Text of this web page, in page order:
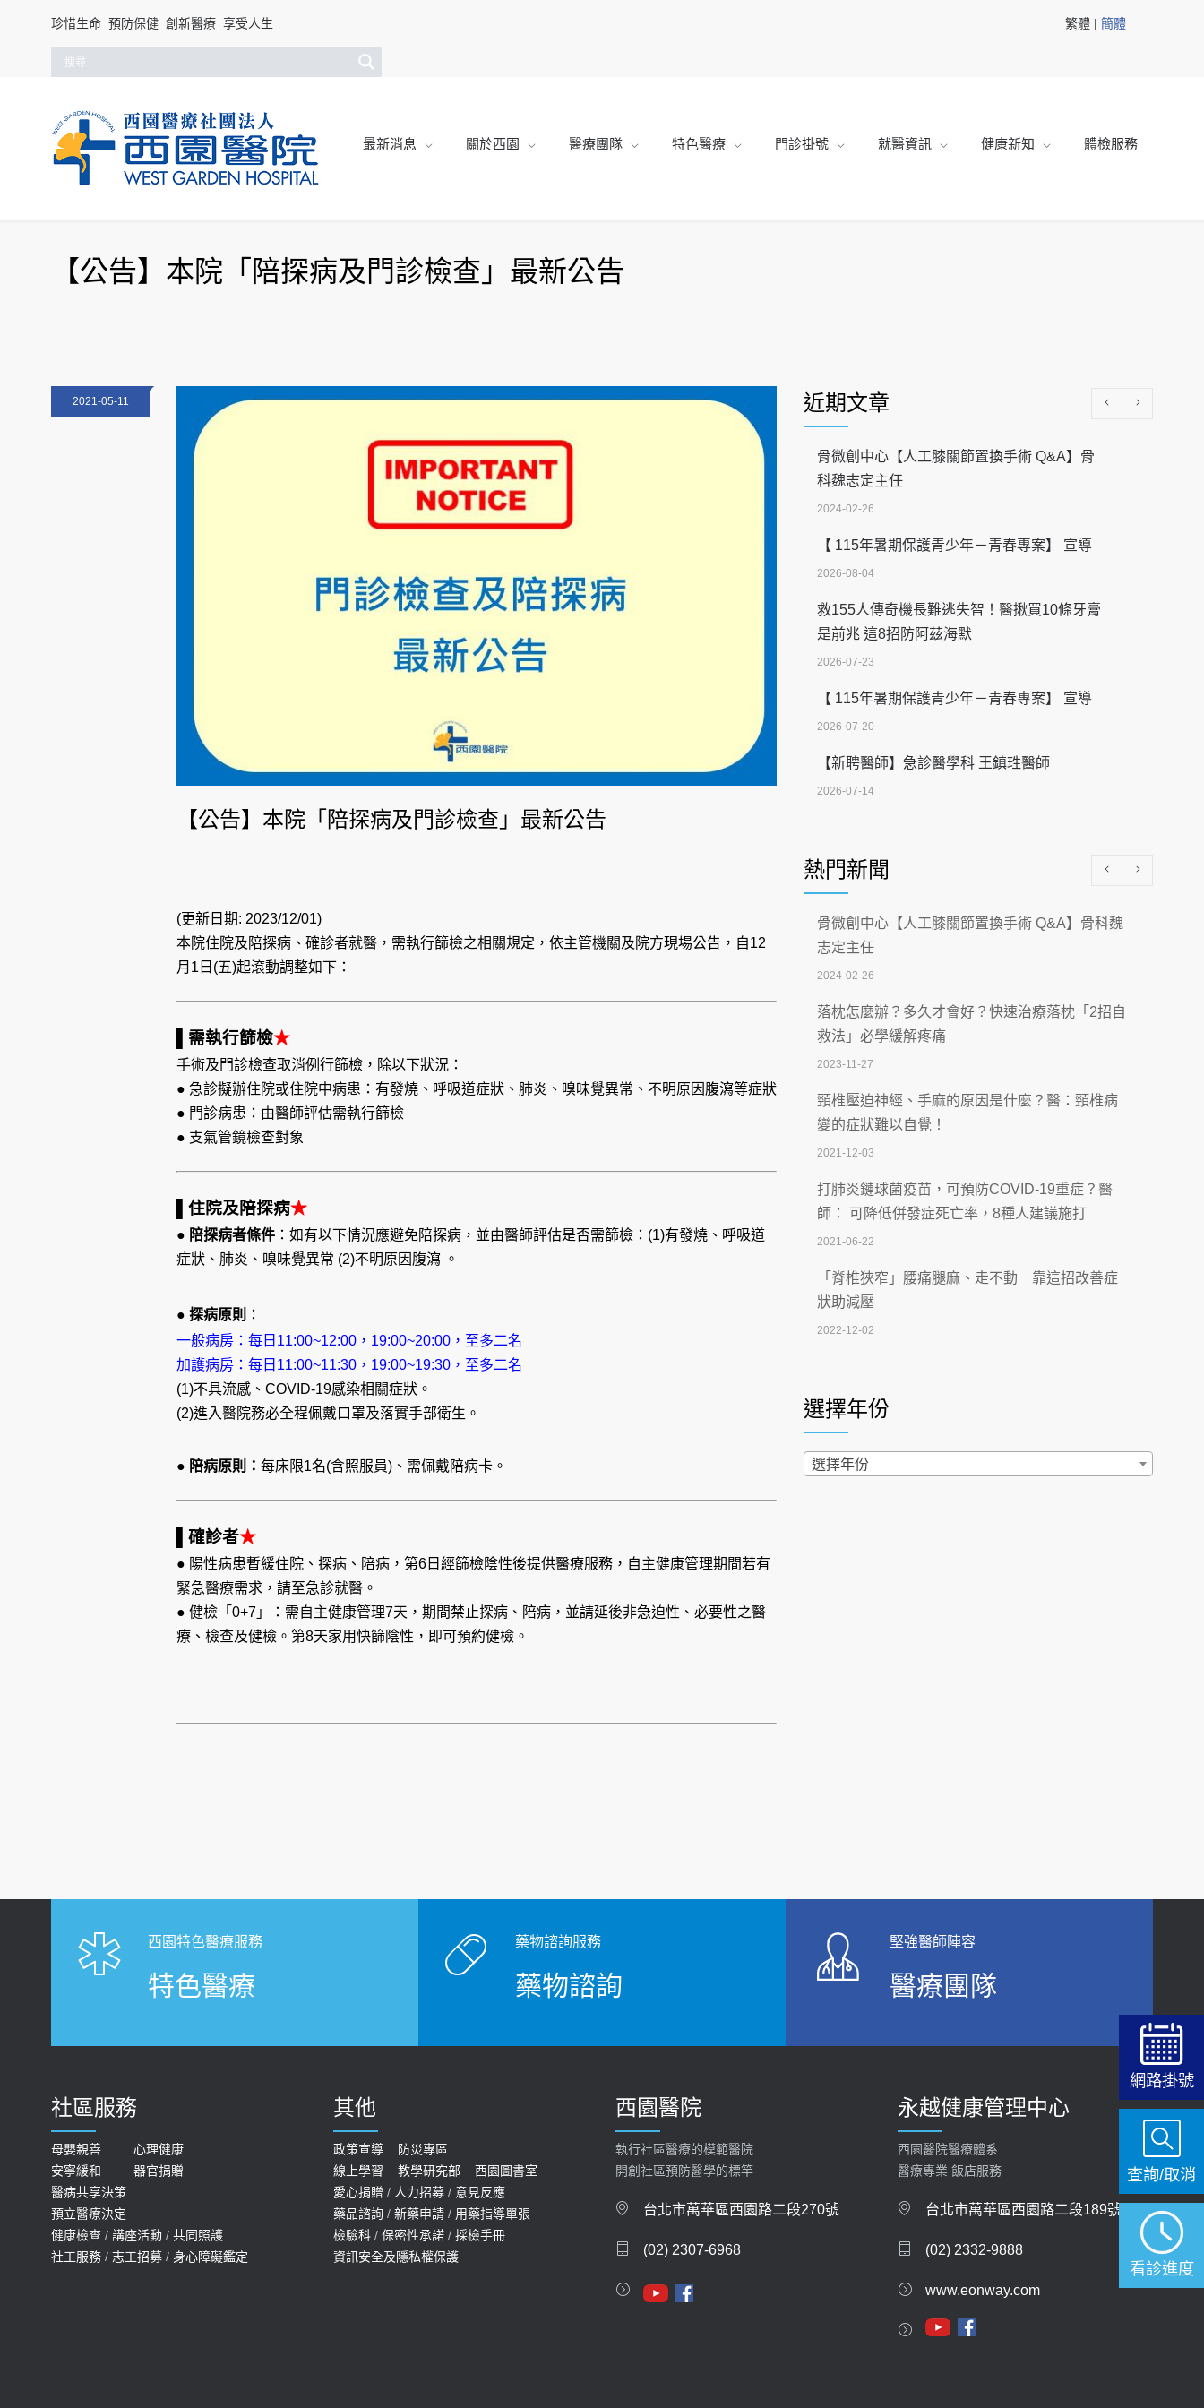
珍惜生命 預防保健 創新醫療 享受人生 繁體 | 簡體
最新消息 關於西園 醫療團隊 特色醫療 門診掛號 就醫資訊 健康新知 體檢服務
【公告】本院「陪探病及門診檢查」最新公告
2021-05-11
【公告】本院「陪探病及門診檢查」最新公告
(更新日期: 2023/12/01)
本院住院及陪探病、確診者就醫 ，需執行篩檢之相關規定，依主管機關及院方現場公告， 自12
月1日(五)起滾動調整如下：
▌需執行篩檢★
手術及門診檢查取消例行篩檢，除以下狀況：
● 急診擬辦住院或住院中病患：有發燒、呼吸道症狀、肺炎、嗅味覺異常、不明原因腹瀉等症狀
● 門診病患：由醫師評估需執行篩檢
● 支氣管鏡檢查對象
▌住院及陪探病★
● 陪探病者條件 ：如有以下情況應避免陪探病，並由醫師評估是否需篩檢：(1)有發燒、呼吸道
症狀、肺炎、嗅味覺異常 (2)不明原因腹瀉 。
● 探病原則 ：
一般病房：每日11:00~12:00，19:00~20:00，至多二名
加護病房：每日11:00~11:30， 19:00~19:30，至多二名
(1)不具流感、COVID-19感染相關症狀。
(2)進入醫院務必全程佩戴口罩及落實手部衛生。
● 陪病原則： 每床限1名(含照服員)、需佩戴陪病卡。
▌確診者★
● 陽性病患暫緩住院、探病、陪病，第6日經篩檢陰性後提供醫療服務，自主健康管理期間若有
緊急醫療需求，請至急診就醫 。
● 健檢「0+7」：需自主健康管理7天，期間禁止探病、陪病，並請延後非急迫性、必要性之醫
療、檢查及健檢。第8天家用快篩陰性，即可預約健檢。
近期文章
骨微創中心【人工膝關節置換手術 Q&A】骨
科魏志定主任
2024-02-26
【 115年暑期保護青少年－青春專案】 宣導
2026-08-04
救155人傳奇機長難逃失智！醫揪買10條牙膏
是前兆 這8招防阿茲海默
2026-07-23
【 115年暑期保護青少年－青春專案】 宣導
2026-07-20
【新聘醫師】急診醫學科 王鎮珄醫師
2026-07-14
2026-07-08
沒菸酒也瀕臨洗腎？65歲男靠「這習慣」逆
轉腎功能 醫揭3招救命
2026-07-08
體溫飆破41度！醫連收兩例中暑病例：致死
率達8成
2026-07-07
深耕萬華55年 西園醫院回顧發展歷程與智慧
醫療布局
2026-07-06
【115年臺北市「防癌保衛戰：健康好禮一手
刮」】 宣導
2026-07-02
【無菸城市】 宣導
2026-07-02
4連霸議員黃秋澤癌逝！食道癌為何奪命快？
西園醫院55周年 7／10捐血公益活動 邀民眾
熱血響應
2026-06-30
【2026年世界無菸日】 宣導
2026-05-21
【台灣癲癇婦女妊娠 登錄獎勵補助】 宣導
熱門新聞
骨微創中心【人工膝關節置換手術 Q&A】骨科魏
志定主任
2024-02-26
落枕怎麼辦？多久才會好？快速治療落枕「2招自
救法」必學緩解疼痛
2023-11-27
頸椎壓迫神經、手麻的原因是什麼？醫：頸椎病
變的症狀難以自覺！
2021-12-03
打肺炎鏈球菌疫苗，可預防COVID-19重症？醫
師： 可降低併發症死亡率，8種人建議施打
2021-06-22
「脊椎狹窄」腰痛腿麻、走不動 靠這招改善症
狀助減壓
2022-12-02
2022-02-17
過量維生素D和鈣恐罹癌? 醫師釋疑：搞懂4原則
不怕補錯
醫：注意5重點可逆轉骨鬆
膝蓋退化有9大部位 骨科醫坦言：不一定得換人工
哪些動作最傷膝蓋？醫師：避免膝軟骨磨損，走
路、爬山的注意事項
114年【公費流感及新冠疫苗】門診預約
選擇年份
選擇年份
西園特色醫療服務
特色醫療
藥物諮詢服務
藥物諮詢
堅強醫師陣容
醫療團隊
社區服務
母嬰親善
心理健康
安寧緩和
器官捐贈
醫病共享決策
預立醫療決定
健康檢查 / 講座活動 / 共同照護
社工服務 / 志工招募 / 身心障礙鑑定
其他
政策宣導
防災專區
線上學習
教學研究部
西園圖書室
愛心捐贈 / 人力招募 / 意見反應
藥品諮詢 / 新藥申請 / 用藥指導單張
檢驗科 / 保密性承諾 / 採檢手冊
資訊安全及隱私權保護
西園醫院
執行社區醫療的模範醫院
開創社區預防醫學的標竿
台北市萬華區西園路二段270號
(02) 2307-6968
永越健康管理中心
西園醫院醫療體系
醫療專業 飯店服務
台北市萬華區西園路二段189號
(02) 2332-9888
www.eonway.com
網路掛號
看診進度
查詢/取消